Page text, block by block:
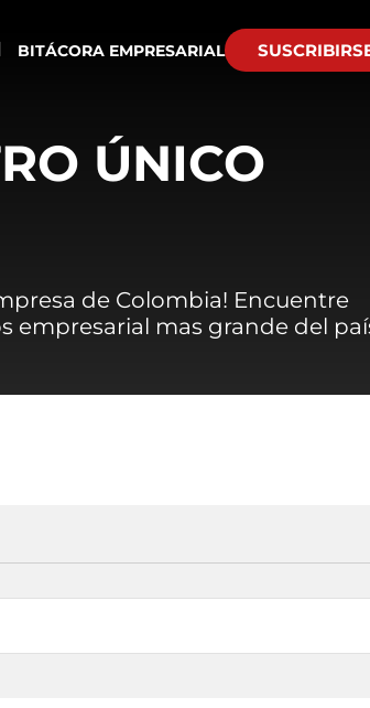
BITÁCORA EMPRESARIAL
ÚNICO
de Colombia! Encuentre
empresarial mas grande del